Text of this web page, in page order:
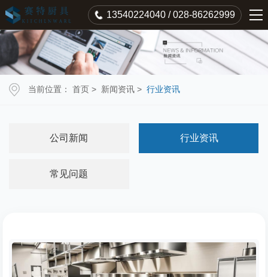
13540224040 / 028-86262999
当前位置： 首页 > 新闻资讯 > 行业资讯
公司新闻 行业资讯
常见问题